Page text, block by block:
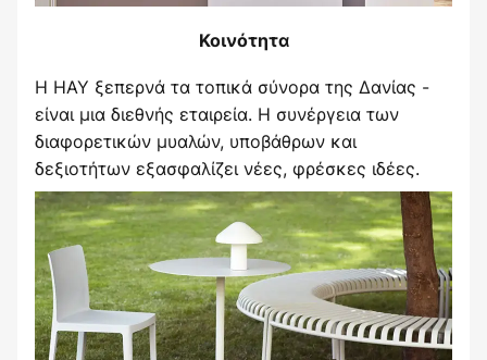
Κοινότητα
Η HAY ξεπερνά τα τοπικά σύνορα της Δανίας -
είναι μια διεθνής εταιρεία. Η συνέργεια των
διαφορετικών μυαλών, υποβάθρων και
δεξιοτήτων εξασφαλίζει νέες, φρέσκες ιδέες.